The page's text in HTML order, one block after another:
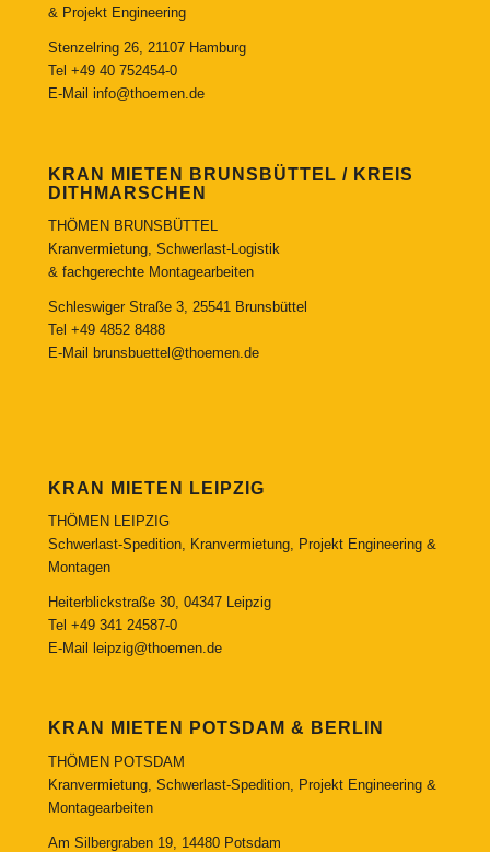
& Projekt Engineering
Stenzelring 26, 21107 Hamburg
Tel +49 40 752454-0
E-Mail info@thoemen.de
KRAN MIETEN BRUNSBÜTTEL / KREIS
DITHMARSCHEN
THÖMEN BRUNSBÜTTEL
Kranvermietung, Schwerlast-Logistik
& fachgerechte Montagearbeiten
Schleswiger Straße 3, 25541 Brunsbüttel
Tel +49 4852 8488
E-Mail
brunsbuettel@thoemen.de
KRAN MIETEN LEIPZIG
THÖMEN LEIPZIG
Schwerlast-Spedition, Kranvermietung, Projekt Engineering &
Montagen
Heiterblickstraße 30, 04347 Leipzig
Tel +49 341 24587-0
E-Mail
leipzig@thoemen.de
KRAN MIETEN POTSDAM & BERLIN
THÖMEN POTSDAM
Kranvermietung, Schwerlast-Spedition, Projekt Engineering &
Montagearbeiten
Am Silbergraben 19, 14480 Potsdam